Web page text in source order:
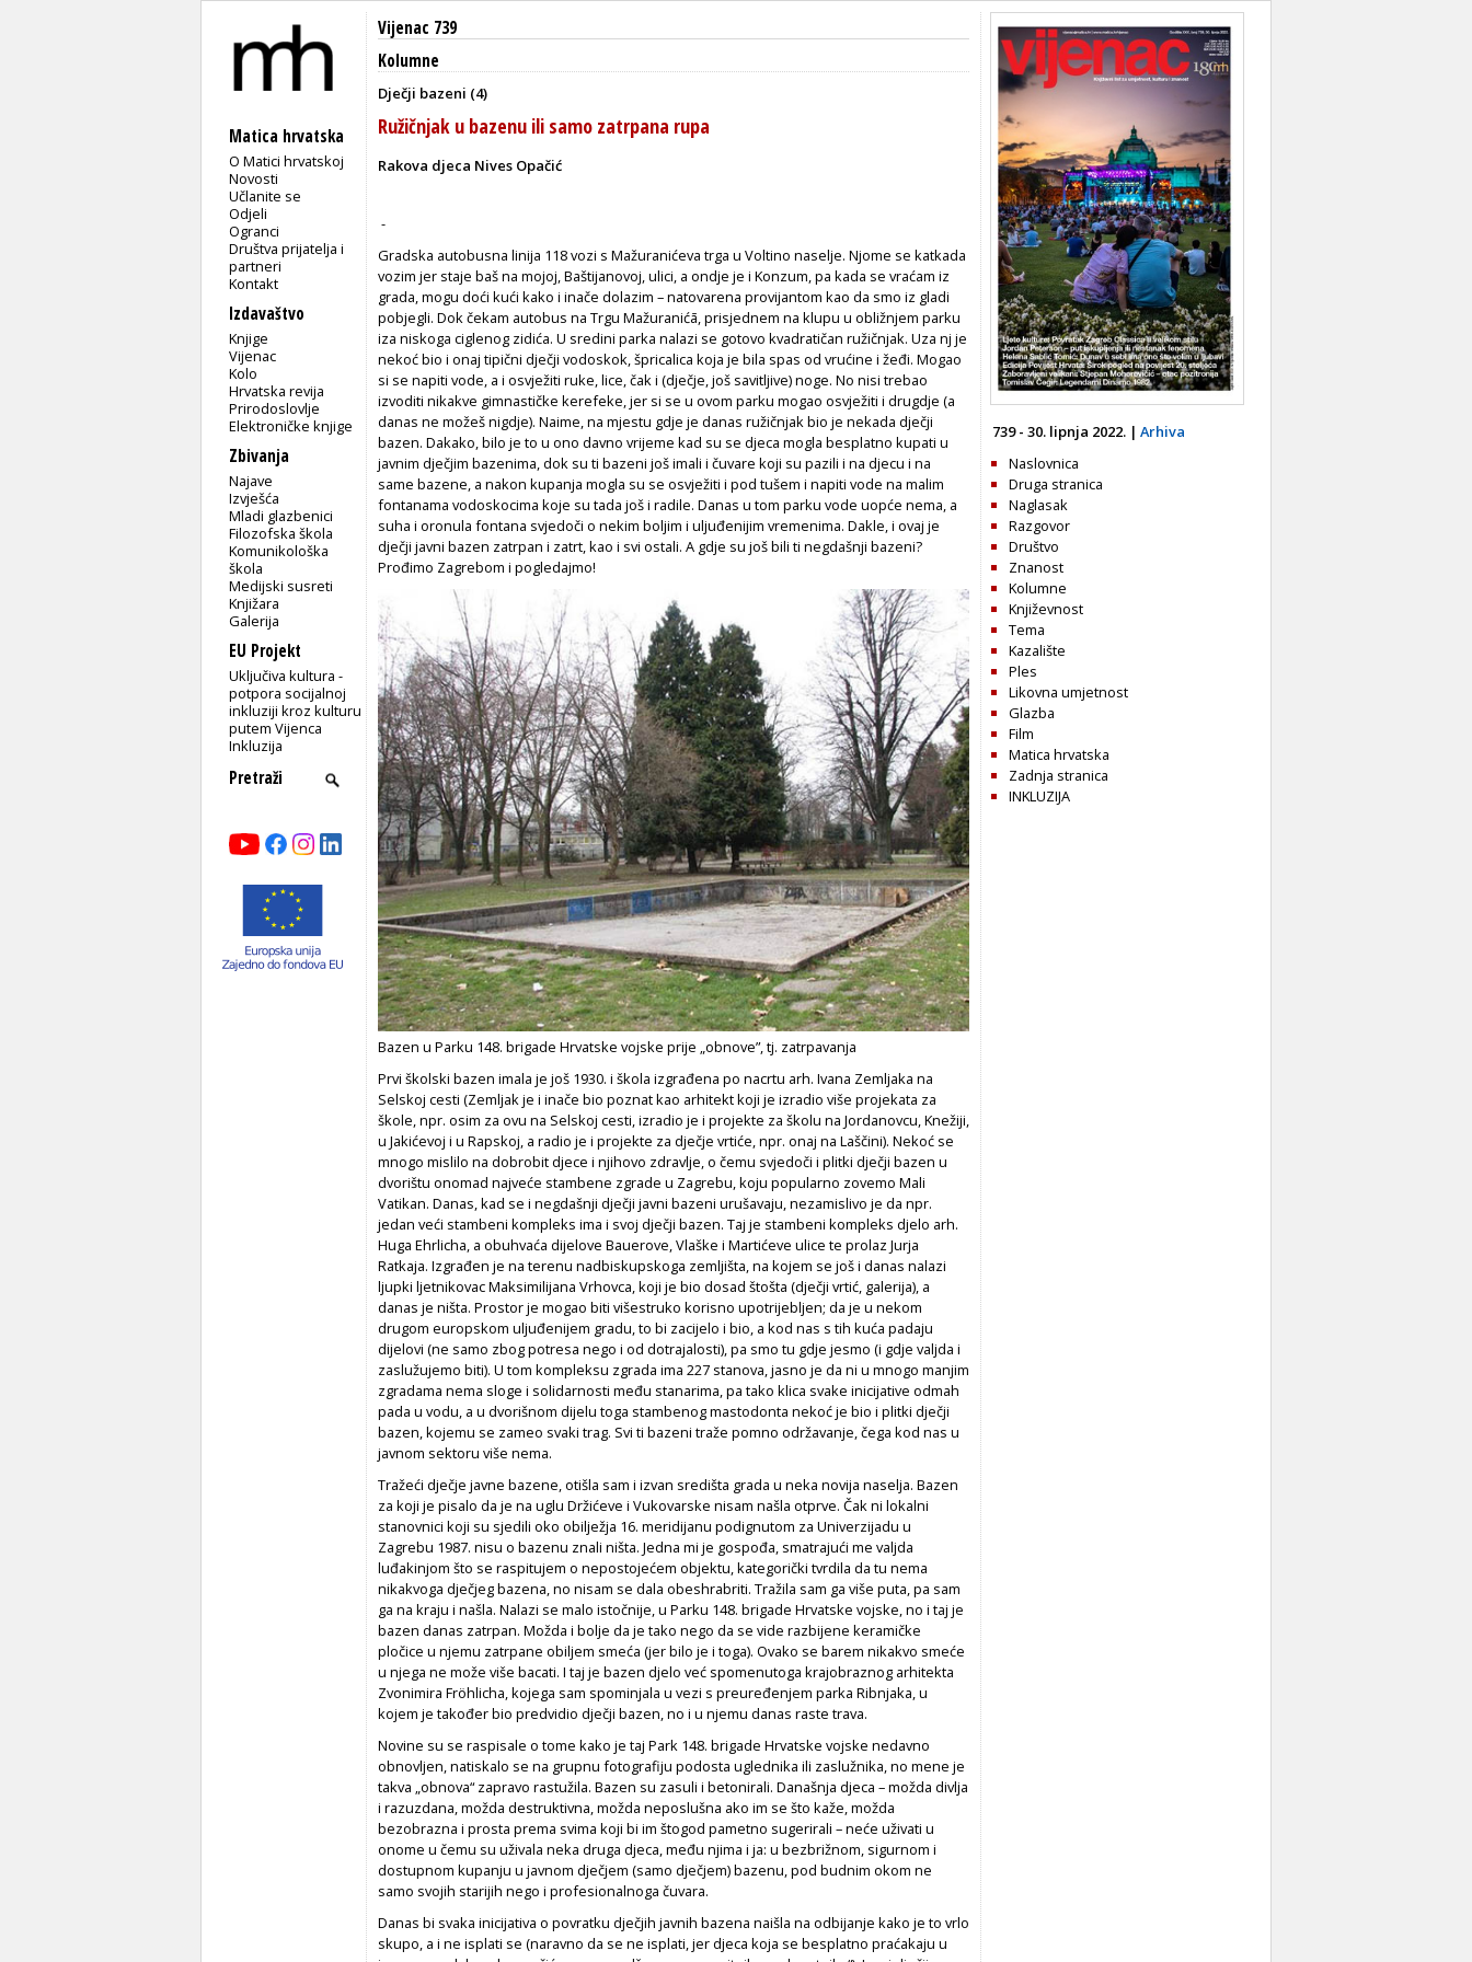
Matica hrvatska
O Matici hrvatskoj
Novosti
Učlanite se
Odjeli
Ogranci
Društva prijatelja i
partneri
Kontakt
Izdavaštvo
Knjige
Vijenac
Kolo
Hrvatska revija
Prirodoslovlje
Elektroničke knjige
Zbivanja
Najave
Izvješća
Mladi glazbenici
Filozofska škola
Komunikološka
škola
Medijski susreti
Knjižara
Galerija
EU Projekt
Uključiva kultura -
potpora socijalnoj
inkluziji kroz kulturu
putem Vijenca
Inkluzija
Vijenac 739
Kolumne
Dječji bazeni (4)
Ružičnjak u bazenu ili samo zatrpana rupa
Rakova djeca Nives Opačić
-
Gradska autobusna linija 118 vozi s Mažuranićeva trga u Voltino naselje. Njome se katkada
vozim jer staje baš na mojoj, Baštijanovoj, ulici, a ondje je i Konzum, pa kada se vraćam iz
grada, mogu doći kući kako i inače dolazim – natovarena provijantom kao da smo iz gladi
pobjegli. Dok čekam autobus na Trgu Mažuranićā, prisjednem na klupu u obližnjem parku
iza niskoga ciglenog zidića. U sredini parka nalazi se gotovo kvadratičan ružičnjak. Uza nj je
nekoć bio i onaj tipični dječji vodoskok, špricalica koja je bila spas od vrućine i žeđi. Mogao
si se napiti vode, a i osvježiti ruke, lice, čak i (dječje, još savitljive) noge. No nisi trebao
izvoditi nikakve gimnastičke kerefeke, jer si se u ovom parku mogao osvježiti i drugdje (a
danas ne možeš nigdje). Naime, na mjestu gdje je danas ružičnjak bio je nekada dječji
bazen. Dakako, bilo je to u ono davno vrijeme kad su se djeca mogla besplatno kupati u
javnim dječjim bazenima, dok su ti bazeni još imali i čuvare koji su pazili i na djecu i na
same bazene, a nakon kupanja mogla su se osvježiti i pod tušem i napiti vode na malim
fontanama vodoskocima koje su tada još i radile. Danas u tom parku vode uopće nema, a
suha i oronula fontana svjedoči o nekim boljim i uljuđenijim vremenima. Dakle, i ovaj je
dječji javni bazen zatrpan i zatrt, kao i svi ostali. A gdje su još bili ti negdašnji bazeni?
Prođimo Zagrebom i pogledajmo!
Bazen u Parku 148. brigade Hrvatske vojske prije „obnove”, tj. zatrpavanja
Prvi školski bazen imala je još 1930. i škola izgrađena po nacrtu arh. Ivana Zemljaka na
Selskoj cesti (Zemljak je i inače bio poznat kao arhitekt koji je izradio više projekata za
škole, npr. osim za ovu na Selskoj cesti, izradio je i projekte za školu na Jordanovcu, Knežiji,
u Jakićevoj i u Rapskoj, a radio je i projekte za dječje vrtiće, npr. onaj na Laščini). Nekoć se
mnogo mislilo na dobrobit djece i njihovo zdravlje, o čemu svjedoči i plitki dječji bazen u
dvorištu onomad najveće stambene zgrade u Zagrebu, koju popularno zovemo Mali
Vatikan. Danas, kad se i negdašnji dječji javni bazeni urušavaju, nezamislivo je da npr.
jedan veći stambeni kompleks ima i svoj dječji bazen. Taj je stambeni kompleks djelo arh.
Huga Ehrlicha, a obuhvaća dijelove Bauerove, Vlaške i Martićeve ulice te prolaz Jurja
Ratkaja. Izgrađen je na terenu nadbiskupskoga zemljišta, na kojem se još i danas nalazi
ljupki ljetnikovac Maksimilijana Vrhovca, koji je bio dosad štošta (dječji vrtić, galerija), a
danas je ništa. Prostor je mogao biti višestruko korisno upotrijebljen; da je u nekom
drugom europskom uljuđenijem gradu, to bi zacijelo i bio, a kod nas s tih kuća padaju
dijelovi (ne samo zbog potresa nego i od dotrajalosti), pa smo tu gdje jesmo (i gdje valjda i
zaslužujemo biti). U tom kompleksu zgrada ima 227 stanova, jasno je da ni u mnogo manjim
zgradama nema sloge i solidarnosti među stanarima, pa tako klica svake inicijative odmah
pada u vodu, a u dvorišnom dijelu toga stambenog mastodonta nekoć je bio i plitki dječji
bazen, kojemu se zameo svaki trag. Svi ti bazeni traže pomno održavanje, čega kod nas u
javnom sektoru više nema.
Tražeći dječje javne bazene, otišla sam i izvan središta grada u neka novija naselja. Bazen
za koji je pisalo da je na uglu Držićeve i Vukovarske nisam našla otprve. Čak ni lokalni
stanovnici koji su sjedili oko obilježja 16. meridijanu podignutom za Univerzijadu u
Zagrebu 1987. nisu o bazenu znali ništa. Jedna mi je gospođa, smatrajući me valjda
luđakinjom što se raspitujem o nepostojećem objektu, kategorički tvrdila da tu nema
nikakvoga dječjeg bazena, no nisam se dala obeshrabriti. Tražila sam ga više puta, pa sam
ga na kraju i našla. Nalazi se malo istočnije, u Parku 148. brigade Hrvatske vojske, no i taj je
bazen danas zatrpan. Možda i bolje da je tako nego da se vide razbijene keramičke
pločice u njemu zatrpane obiljem smeća (jer bilo je i toga). Ovako se barem nikakvo smeće
u njega ne može više bacati. I taj je bazen djelo već spomenutoga krajo­braznog arhitekta
Zvonimira Fröhlicha, kojega sam spominjala u vezi s preuređenjem parka Ribnjaka, u
kojem je također bio predvidio dječji bazen, no i u njemu danas raste trava.
Novine su se raspisale o tome kako je taj Park 148. brigade Hrvatske vojske nedavno
obnovljen, natiskalo se na grupnu fotografiju podosta uglednika ili zaslužnika, no mene je
takva „obnova“ zapravo rastužila. Bazen su zasuli i betonirali. Današnja djeca – možda divlja
i razuzdana, možda destruktivna, možda neposlušna ako im se što kaže, možda
bezobrazna i prosta prema svima koji bi im štogod pametno sugerirali – neće uživati u
onome u čemu su uživala neka druga djeca, među njima i ja: u bezbrižnom, sigurnom i
dostupnom kupanju u javnom dječjem (samo dječjem) bazenu, pod budnim okom ne
samo svojih starijih nego i profesionalnoga čuvara.
Danas bi svaka inicijativa o povratku dječjih javnih bazena naišla na odbijanje kako je to vrlo
skupo, a i ne isplati se (naravno da se ne isplati, jer djeca koja se besplatno praćakaju u
739 - 30. lipnja 2022. | Arhiva
Naslovnica
Druga stranica
Naglasak
Razgovor
Društvo
Znanost
Kolumne
Književnost
Tema
Kazalište
Ples
Likovna umjetnost
Glazba
Film
Matica hrvatska
Zadnja stranica
INKLUZIJA